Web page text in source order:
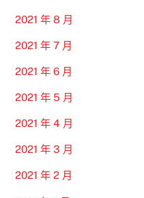
2021 年 8 月
2021 年 7 月
2021 年 6 月
2021 年 5 月
2021 年 4 月
2021 年 3 月
2021 年 2 月